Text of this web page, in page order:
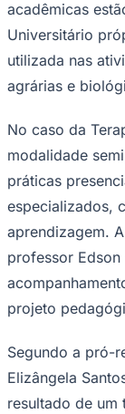
Corinthians
acadêmicas
Universitário
utilizada nas
agrárias e
No caso da
modalidade
práticas
especializados,
aprendizagem.
professor
projeto
Segundo a pró-
Elizângela
resultado de